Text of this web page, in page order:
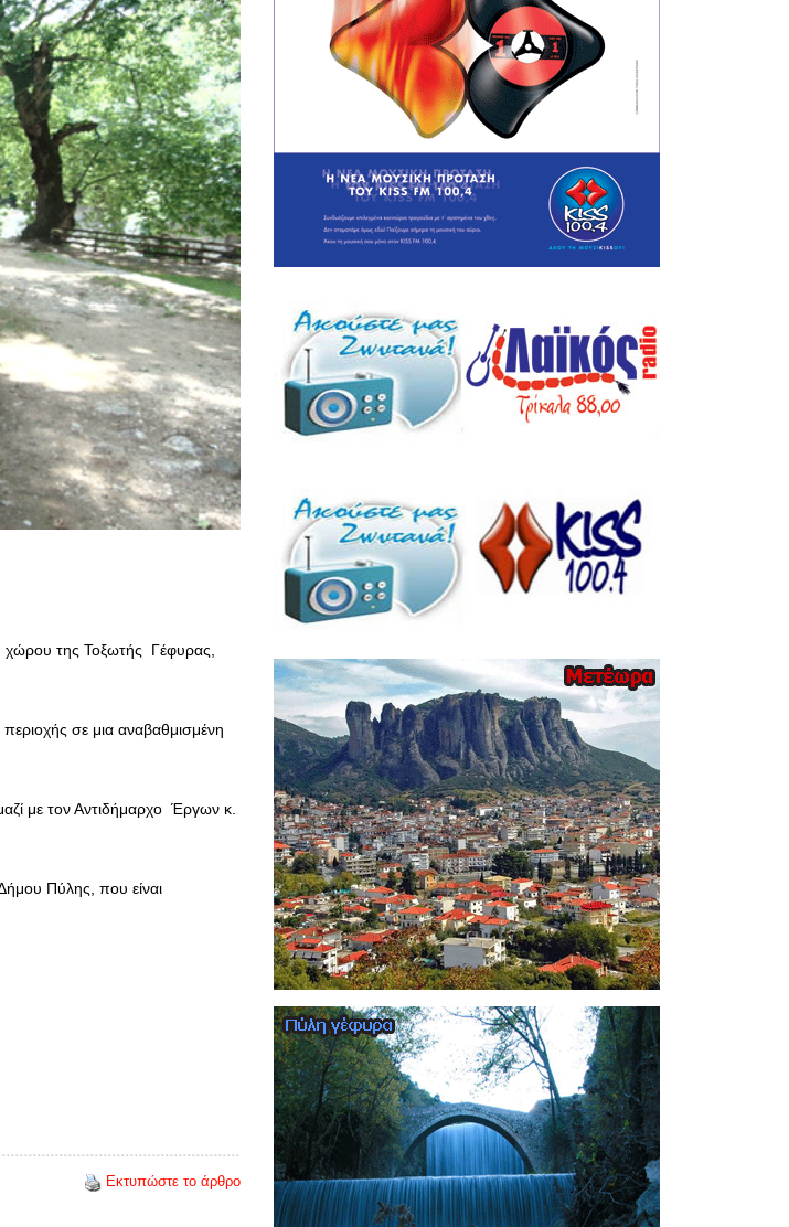
της Τοξωτής Γέφυρας,
σε μια αναβαθμισμένη
με τον Αντιδήμαρχο Έργων κ.
Πύλης, που είναι
Εκτυπώστε το άρθρο